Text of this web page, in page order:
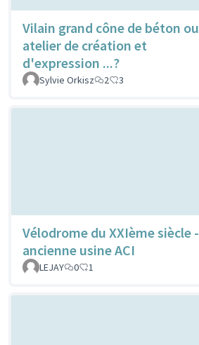
Vilain grand cône de béton ou
atelier de création et
d'expression ...?
Sylvie Orkisz 2 3
Vélodrome du XXIème siècle -
ancienne usine ACI
LEJAY
0 1